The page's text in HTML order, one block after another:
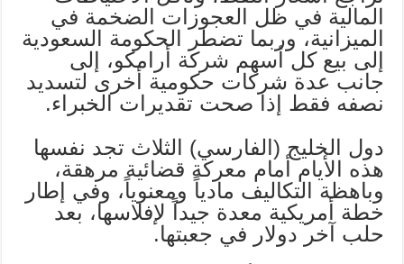
المالية في ظل العجوزات الضخمة في
الميزانية، وربما تضطر الحكومة السعودية
إلى بيع كل أسهم شركة أرامكو، إلى
جانب عدة شركات حكومية أخرى لتسديد
نصفه فقط إذا صحت تقديرات الخبراء.
دول الخليج (الفارسي) الثلاث تجد نفسها
هذه الأيام أمام معركة قضائية مرهقة،
وباهظة التكاليف مادياً ومعنوياً، وفي إطار
خطة أمريكية معدة جيداً لإفلاسها، بعد
حلب آخر دولار في جعبتها.